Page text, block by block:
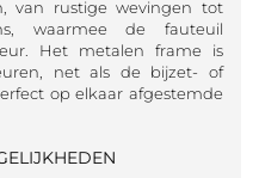
van rustige wevingen tot
waarmee de fauteuil
Het metalen frame is
net als de bijzet- of
op elkaar afgestemde